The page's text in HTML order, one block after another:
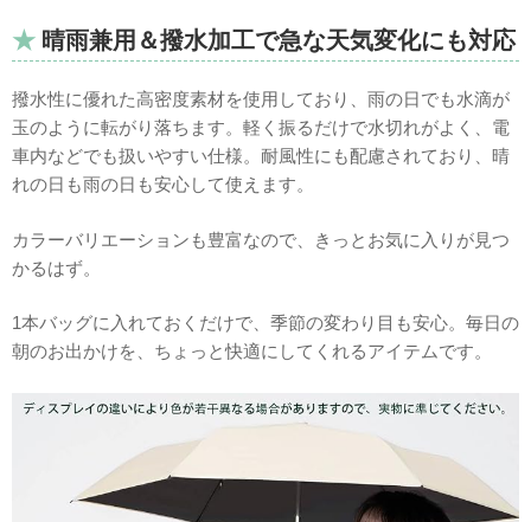
晴雨兼用＆撥水加工で急な天気変化にも対応
撥水性に優れた高密度素材を使用しており、雨の日でも水滴が
玉のように転がり落ちます。軽く振るだけで水切れがよく、電
車内などでも扱いやすい仕様。耐風性にも配慮されており、晴
れの日も雨の日も安心して使えます。
カラーバリエーションも豊富なので、きっとお気に入りが見つ
かるはず。
1本バッグに入れておくだけで、季節の変わり目も安心。毎日の
朝のお出かけを、ちょっと快適にしてくれるアイテムです。